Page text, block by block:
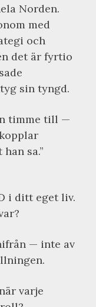
Norden.
med
och
det är fyrtio
sin tyngd.
timme till —
sa.”
i ditt eget liv.
— inte av
varje